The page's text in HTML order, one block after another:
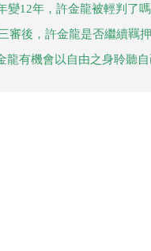
變12年，許金龍被輕判了嗎
審後，許金龍是否繼續羈
龍有機會以自由之身聆聽